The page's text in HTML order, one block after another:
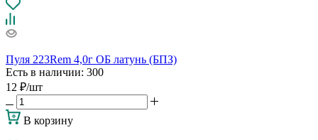
Пуля 223Rem 4,0г ОБ латунь (БПЗ)
Есть в наличии: 300
12 ₽/шт
В корзину